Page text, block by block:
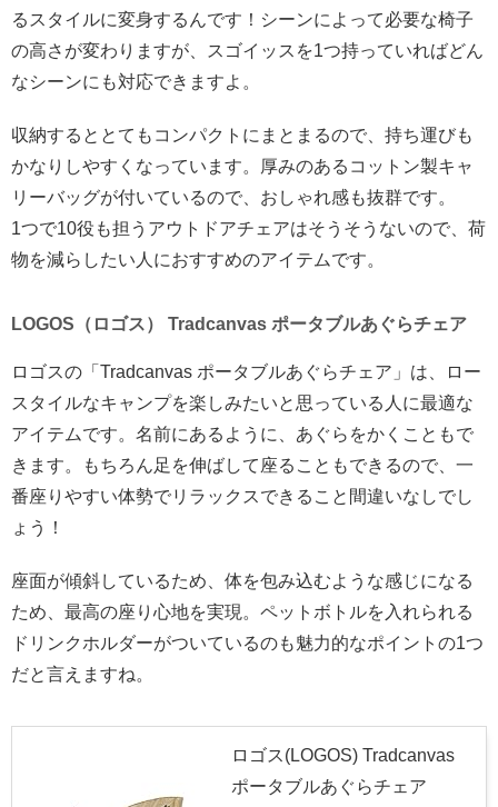
るスタイルに変身するんです！シーンによって必要な椅子
の高さが変わりますが、スゴイッスを1つ持っていればどん
なシーンにも対応できますよ。
収納するととてもコンパクトにまとまるので、持ち運びも
かなりしやすくなっています。厚みのあるコットン製キャ
リーバッグが付いているので、おしゃれ感も抜群です。
1つで10役も担うアウトドアチェアはそうそうないので、荷
物を減らしたい人におすすめのアイテムです。
LOGOS（ロゴス） Tradcanvas ポータブルあぐらチェア
ロゴスの「Tradcanvas ポータブルあぐらチェア」は、ロー
スタイルなキャンプを楽しみたいと思っている人に最適な
アイテムです。名前にあるように、あぐらをかくこともで
きます。もちろん足を伸ばして座ることもできるので、一
番座りやすい体勢でリラックスできること間違いなしでし
ょう！
座面が傾斜しているため、体を包み込むような感じになる
ため、最高の座り心地を実現。ペットボトルを入れられる
ドリンクホルダーがついているのも魅力的なポイントの1つ
だと言えますね。
ロゴス(LOGOS) Tradcanvas
ポータブルあぐらチェア